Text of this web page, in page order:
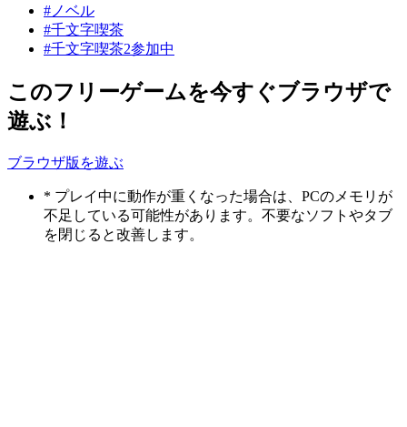
#ノベル
#千文字喫茶
#千文字喫茶2参加中
このフリーゲームを今すぐブラウザで
遊ぶ！
ブラウザ版を遊ぶ
* プレイ中に動作が重くなった場合は、PCのメモリが
不足している可能性があります。不要なソフトやタブ
を閉じると改善します。